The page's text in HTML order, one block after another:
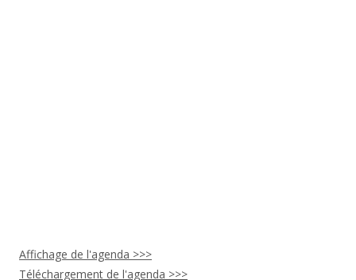
Affichage de l'agenda >>>
Téléchargement de l'agenda >>>